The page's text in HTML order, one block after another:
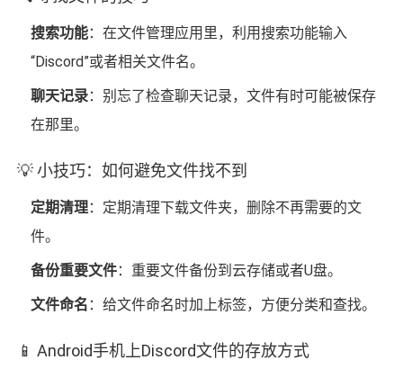
搜索功能：在文件管理应用里，利用搜索功能输入
“Discord”或者相关文件名。
聊天记录：别忘了检查聊天记录，文件有时可能被保存
在那里。
💡 小技巧：如何避免文件找不到
定期清理：定期清理下载文件夹，删除不再需要的文
件。
备份重要文件：重要文件备份到云存储或者U盘。
文件命名 ：给文件命名时加上标签，方便分类和查找。
📱 Android手机上Discord文件的存放方式